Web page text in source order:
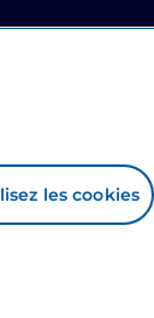
les cookies